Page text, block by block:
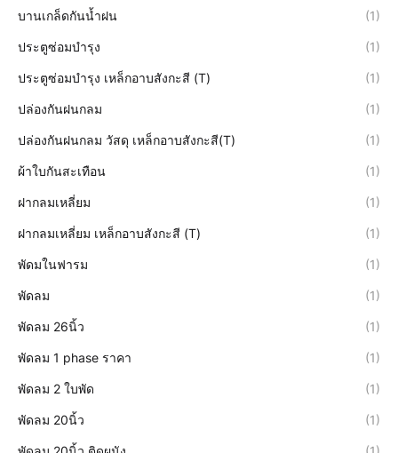
บานเกล็ดกันน้ำฝน (1)
ประตูซ่อมบำรุง (1)
ประตูซ่อมบำรุง เหล็กอาบสังกะสี (T) (1)
ปล่องกันฝนกลม (1)
ปล่องกันฝนกลม วัสดุ เหล็กอาบสังกะสี(T) (1)
ผ้าใบกันสะเทือน (1)
ฝากลมเหลี่ยม (1)
ฝากลมเหลี่ยม เหล็กอาบสังกะสี (T) (1)
พัดมในฟารม (1)
พัดลม (1)
พัดลม 26นิ้ว (1)
พัดลม 1 phase ราคา (1)
พัดลม 2 ใบพัด (1)
พัดลม 20นิ้ว (1)